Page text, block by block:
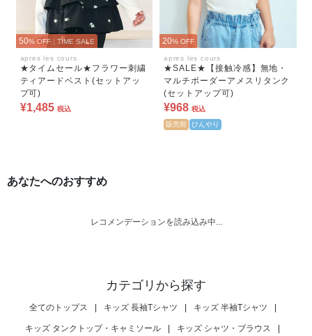
50% OFF | TIME SALE
apres les cours
★タイムセール★フラワー刺繍
ティアードベスト(セットアッ
プ可)
¥1,485 税込
20% OFF
apres les cours
★SALE★【接触冷感】無地・
マルチボーダーアメスリタンク
(セットアップ可)
¥968 税込
販売前
ひんやり
あなたへのおすすめ
レコメンデーションを読み込み中...
カテゴリから探す
全てのトップス | キッズ 長袖Tシャツ | キッズ 半袖Tシャツ |
キッズ タンクトップ・キャミソール | キッズ シャツ・ブラウス |